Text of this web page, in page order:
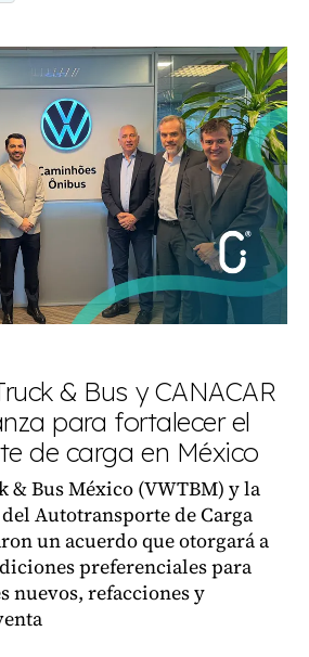
& Bus y CANACAR
para fortalecer el
de carga en México
& Bus México (VWTBM) y la
Autotransporte de Carga
un acuerdo que otorgará a
preferenciales para
nuevos, refacciones y